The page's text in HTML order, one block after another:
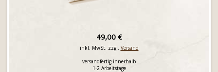
49,00 €
inkl. MwSt. zzgl. Versand
versandfertig innerhalb
1-2 Arbeitstage